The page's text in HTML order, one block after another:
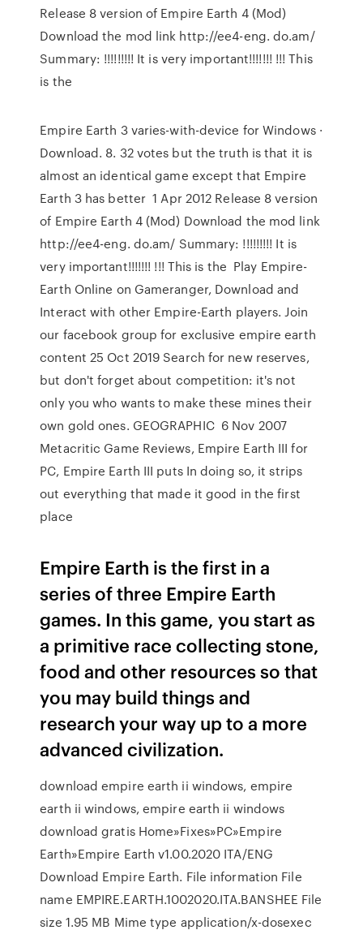
Release 8 version of Empire Earth 4 (Mod)
Download the mod link http://ee4-eng. do.am/
Summary: !!!!!!!!! It is very important!!!!!!! !!! This
is the
Empire Earth 3 varies-with-device for Windows ·
Download. 8. 32 votes but the truth is that it is
almost an identical game except that Empire
Earth 3 has better 1 Apr 2012 Release 8 version
of Empire Earth 4 (Mod) Download the mod link
http://ee4-eng. do.am/ Summary: !!!!!!!!! It is
very important!!!!!!! !!! This is the Play Empire-
Earth Online on Gameranger, Download and
Interact with other Empire-Earth players. Join
our facebook group for exclusive empire earth
content 25 Oct 2019 Search for new reserves,
but don't forget about competition: it's not
only you who wants to make these mines their
own gold ones. GEOGRAPHIC 6 Nov 2007
Metacritic Game Reviews, Empire Earth III for
PC, Empire Earth III puts In doing so, it strips
out everything that made it good in the first
place
Empire Earth is the first in a
series of three Empire Earth
games. In this game, you start as
a primitive race collecting stone,
food and other resources so that
you may build things and
research your way up to a more
advanced civilization.
download empire earth ii windows, empire
earth ii windows, empire earth ii windows
download gratis Home»Fixes»PC»Empire
Earth»Empire Earth v1.00.2020 ITA/ENG
Download Empire Earth. File information File
name EMPIRE.EARTH.1002020.ITA.BANSHEE File
size 1.95 MB Mime type application/x-dosexec